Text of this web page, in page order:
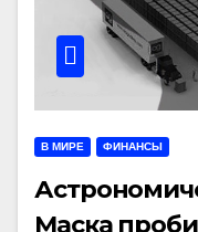
В МИРЕ ФИНАНСЫ
Маска